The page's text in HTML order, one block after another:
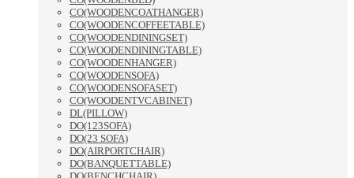
CO(WOODENCOATHANGER)
CO(WOODENCOFFEETABLE)
CO(WOODENDININGSET)
CO(WOODENDININGTABLE)
CO(WOODENHANGER)
CO(WOODENSOFA)
CO(WOODENSOFASET)
CO(WOODENTVCABINET)
DL(PILLOW)
DO(123SOFA)
DO(23 SOFA)
DO(AIRPORTCHAIR)
DO(BANQUETTABLE)